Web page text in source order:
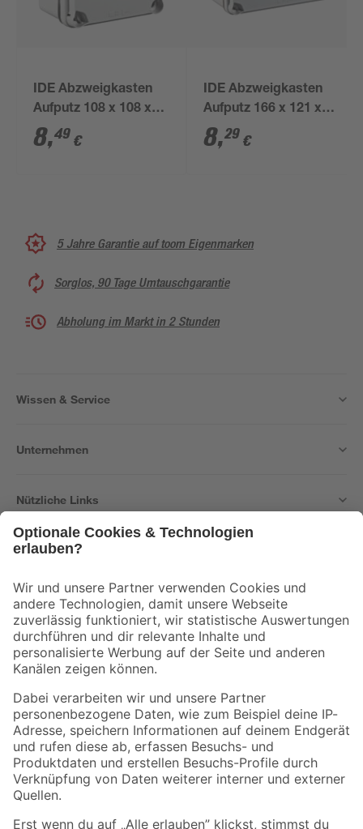
IDE Abzweigkasten
Aufputz 108 x 108 x
64 mm IP65
8,49 €
IDE Abzweigkasten
Aufputz 166 x 121 x
80 mm
8,29 €
5 Jahre Garantie auf toom Eigenmarken
Sorglos, 90 Tage Umtauschgarantie
Abholung im Markt in 2 Stunden
Wissen & Service
Unternehmen
Nützliche Links
Der toom Newsletter: Keine Angebote und Aktionen mehr verpassen!
Zur Newsletter Anmeldung
Folge uns
Zahlungsarten Versandarten
Sicher einkaufen